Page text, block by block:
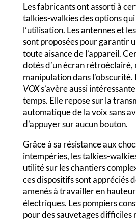
Les fabricants ont assorti à
talkies-walkies des options
l’utilisation. Les antennes et
sont proposées pour garantir
toute aisance de l’appareil.
dotés d’un écran
manipulation dans l’obscurité.
VOXs’avère aussi
temps. Elle repose sur la
automatique de la voix sans
d’appuyer sur aucun bouton.
Grâce à sa résistance aux
intempéries, les talkies-
utilité sur les chantiers
ces dispositifs sont appréciés
amenés à travailler en
électriques. Les pompiers
pour des sauvetages difficiles